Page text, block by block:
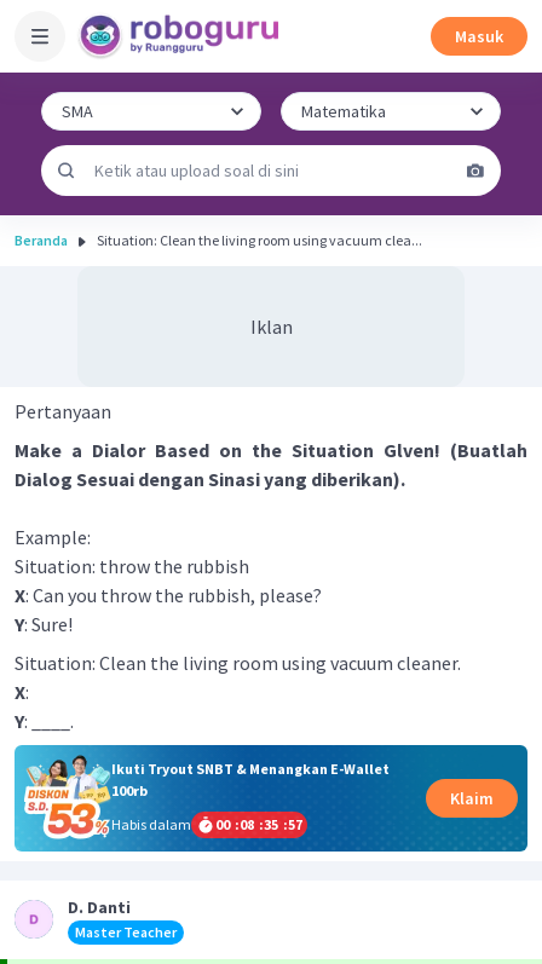
Masuk
Beranda Situation: Clean the living room using vacuum clea...
Iklan
Pertanyaan
Make a Dialor Based on the Situation Glven! (Buatlah
Dialog Sesuai dengan Sinasi yang diberikan).
Example:
Situation: throw the rubbish
X: Can you throw the rubbish, please?
Y: Sure!
Situation: Clean the living room using vacuum cleaner.
X:
Y: ____.
Ikuti Tryout SNBT & Menangkan E-Wallet
100rb
Habis dalam
00 :08 :35 :57
Klaim
D. Danti
Master Teacher